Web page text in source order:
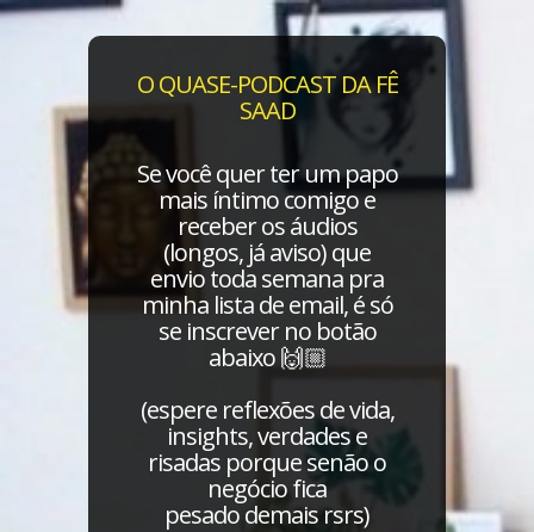
O QUASE-PODCAST DA FÊ
SAAD
Se você quer ter um papo
mais íntimo comigo e
receber os áudios
(longos, já aviso) que
envio toda semana pra
minha lista de email, é só
se inscrever no botão
abaixo 🙌🏼
(espere reflexões de vida,
insights, verdades e
risadas porque senão o
negócio fica
pesado demais rsrs)